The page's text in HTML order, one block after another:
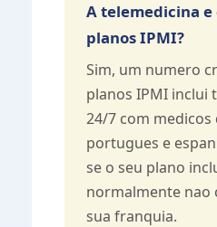
A telemedicina
planos IPMI?
Sim, um numero
planos IPMI inclui
24/7 com medicos
portugues e
se o seu plano
normalmente nao
sua franquia.